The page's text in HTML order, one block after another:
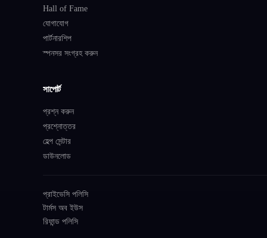
Hall of Fame
যোগাযোগ
পার্টনারশিপ
স্পনসর সংগ্রহ করুন
সাপোর্ট
প্রশ্ন করুন
প্রশ্নোত্তর
হেল্প সেন্টার
ডাউনলোড
প্রাইভেসি পলিসি
টার্মস অব ইউস
রিফান্ড পলিসি